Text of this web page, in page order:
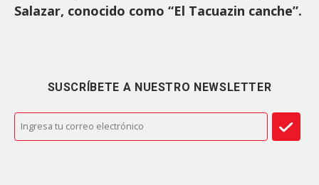
Salazar, conocido como “El Tacuazin canche”.
SUSCRÍBETE A NUESTRO NEWSLETTER